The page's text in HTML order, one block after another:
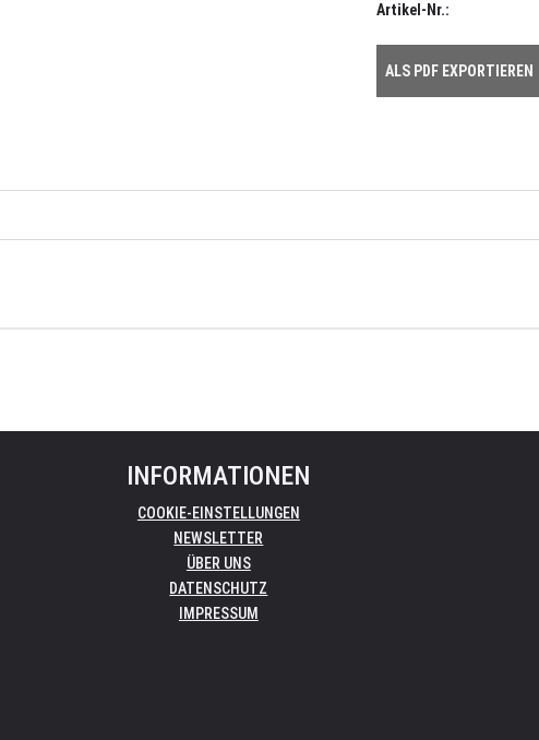
Artikel-Nr.:
ALS PDF EXPORTIEREN
INFORMATIONEN
COOKIE-EINSTELLUNGEN
NEWSLETTER
ÜBER UNS
DATENSCHUTZ
IMPRESSUM